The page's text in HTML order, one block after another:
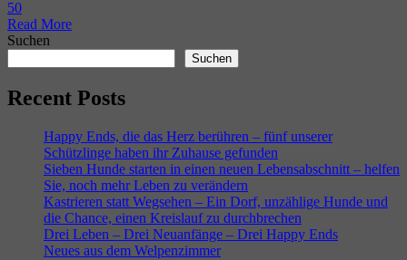
50
Read More
Suchen
Suchen
Recent Posts
Happy Ends, die das Herz berühren – fünf unserer
Schützlinge haben ihr Zuhause gefunden
Sieben Hunde starten in einen neuen Lebensabschnitt – helfen
Sie, noch mehr Leben zu verändern
Kastrieren statt Wegsehen – Ein Dorf, unzählige Hunde und
die Chance, einen Kreislauf zu durchbrechen
Drei Leben – Drei Neuanfänge – Drei Happy Ends
Neues aus dem Welpenzimmer